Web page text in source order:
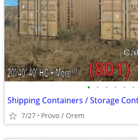
• • • • • •
7/27 Provo / Orem